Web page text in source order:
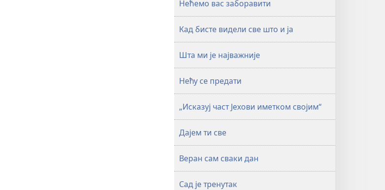
Нећемо вас заборавити
Кад бисте видели све што и ја
Шта ми је најважније
Нећу се предати
„Исказуј част Јехови иметком својим“
Дајем ти све
Веран сам сваки дан
Сад је тренутак